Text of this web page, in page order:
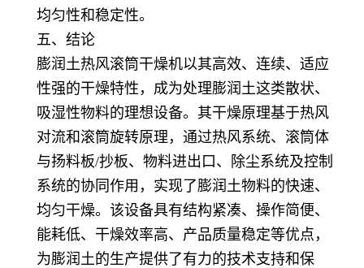
均匀性和稳定性。
五、结论
膨润土热风滚筒干燥机以其高效、连续、适应
性强的干燥特性，成为处理膨润土这类散状、
吸湿性物料的理想设备。其干燥原理基于热风
对流和滚筒旋转原理，通过热风系统、滚筒体
与扬料板/抄板、物料进出口、除尘系统及控制
系统的协同作用，实现了膨润土物料的快速、
均匀干燥。该设备具有结构紧凑、操作简便、
能耗低、干燥效率高、产品质量稳定等优点，
为膨润土的生产提供了有力的技术支持和保